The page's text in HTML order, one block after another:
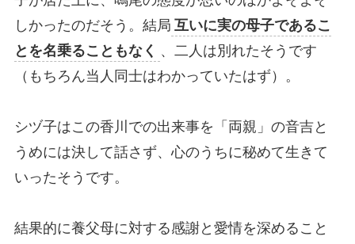
しかったのだそう。結局 互いに実の母子であるこ
とを名乗ることもなく 、二人は別れたそうです
（もちろん当人同士はわかっていたはず）。
シヅ子はこの香川での出来事を「両親」の音吉と
うめには決して話さず、心のうちに秘めて生きて
いったそうです。
結果的に養父母に対する感謝と愛情を深めること